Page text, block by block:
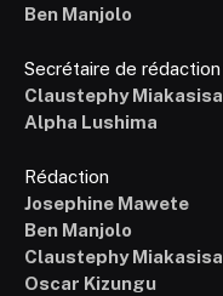
Ben Manjolo
Secrétaire de rédaction
Claustephy Miakasisa
Alpha Lushima
Rédaction
Josephine Mawete
Ben Manjolo
Claustephy Miakasisa
Oscar Kizungu